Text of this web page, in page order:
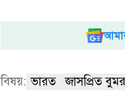
বিষয়: ভারত জাসপ্রিত